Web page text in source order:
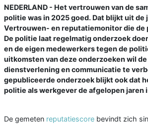
NEDERLAND - Het vertrouwen van de
politie was in 2025 goed. Dat blijkt uit de
Vertrouwen- en reputatiemonitor die
De politie laat regelmatig onderzoek
en de eigen medewerkers tegen de
uitkomsten van deze onderzoeken wil
dienstverlening en communicatie te
gepubliceerde onderzoek blijkt ook dat
politie als werkgever de afgelopen jaren
De gemeten reputatiescore bevindt zich